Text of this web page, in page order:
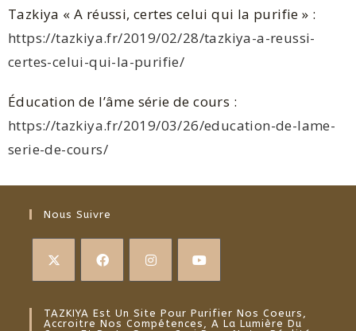
Tazkiya « A réussi, certes celui qui la purifie » :
https://tazkiya.fr/2019/02/28/tazkiya-a-reussi-
certes-celui-qui-la-purifie/
Éducation de l’âme série de cours :
https://tazkiya.fr/2019/03/26/education-de-lame-
serie-de-cours/
Nous Suivre
TAZKIYA Est Un Site Pour Purifier Nos Coeurs,
Accroitre Nos Compétences, A La Lumière Du